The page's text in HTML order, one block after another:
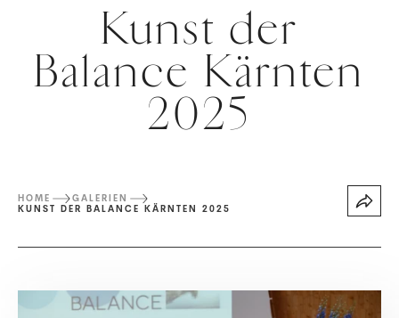
Kunst der
Balance Kärnten
2025
HOME
GALERIEN
KUNST DER BALANCE KÄRNTEN 2025